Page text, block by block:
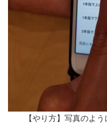
【やり方】写真のよ